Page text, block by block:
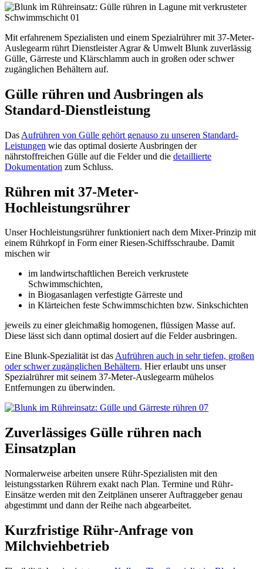
Mit erfahrenem Spezialisten und einem Spezialrührer mit 37-Meter-
Auslegearm rührt Dienstleister Agrar & Umwelt Blunk zuverlässig
Gülle, Gärreste und Klärschlamm auch in großen oder schwer
zugänglichen Behältern auf.
Gülle rühren und Ausbringen als
Standard-Dienstleistung
Das Aufrühren von Gülle gehört genauso zu unseren Standard-
Leistungen wie das optimal dosierte Ausbringen der
nährstoffreichen Gülle auf die Felder und die detaillierte
Dokumentation zum Schluss.
Rühren mit 37-Meter-
Hochleistungsrührer
Unser Hochleistungsrührer funktioniert nach dem Mixer-Prinzip mit
einem Rührkopf in Form einer Riesen-Schiffsschraube. Damit
mischen wir
im landwirtschaftlichen Bereich verkrustete
Schwimmschichten,
in Biogasanlagen verfestigte Gärreste und
in Klärteichen feste Schwimmschichten bzw. Sinkschichten
jeweils zu einer gleichmaßig homogenen, flüssigen Masse auf.
Diese lässt sich dann optimal dosiert auf die Felder ausbringen.
Eine Blunk-Spezialität ist dasAufrühren auch in sehr tiefen, großen
oder schwer zugänglichen Behältern. Hier erlaubt uns unser
Spezialrührer mit seinem 37-Meter-Auslegearm mühelos
Entfernungen zu überwinden.
Zuverlässiges Gülle rühren nach
Einsatzplan
Normalerweise arbeiten unsere Rühr-Spezialisten mit den
leistungsstarken Rührern exakt nach Plan. Termine und Rühr-
Einsätze werden mit den Zeitplänen unserer Auftraggeber genau
abgestimmt und dann der Reihe nach abgearbeitet.
Kurzfristige Rühr-Anfrage von
Milchviehbetrieb